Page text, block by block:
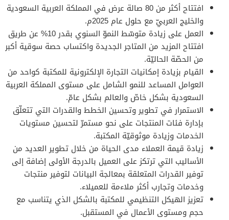
افتتاح أكثر من 80 صالة عرض في المملكة العربية السعودية
والخليج العربيّ مع حلول عام 2025م.
العمل على زيادة متوسّط النموّ السنوي بقدر 10% عن طريق
افتتاح المزيد من المتاجر الجديدة واكتساب حصة سوقية أكبر
من الحصّة الحاليّة.
القيام بزيادة إمكانيات التجارة الإلكترونية للمكتبة كواحد من
العوامل المساعد للنمو الشامل على مستوى المملكة العربية
السعودية بشكل خاصّ والعالم بشكل عامّ.
الاستمرار في تطوير وتحسين الخطط والقدرات التي تتعلّق
بإدارة فئات المنتجات على نحو مستمرّ لتحسين مستويات
الخدمات وزيادة موثوقيّة المكتبة.
زيادة قيمة العملاء مدى الحياة من خلال تطوير العديد من
الأساليب التي ترتكز على العميل بالدرجة الأولى إضافة إلى
توفير القدرات المتعلقة بمعالجة البيانات لتوفير منتجات
وخدمات وتجارب أكثر ملاءمة للعميلاء.
تعزيز الهيكل التنظيمي للمكتبة بالشكل الذي يتناسب مع
حجم ومستوى الأعمال في المستقبل.